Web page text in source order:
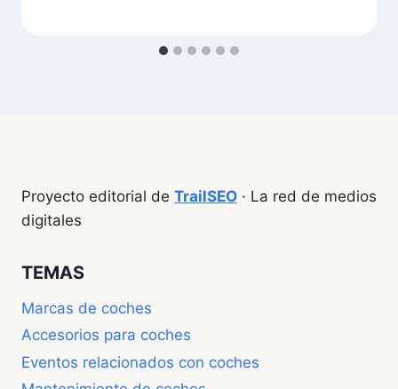
Proyecto editorial de TrailSEO · La red de medios
digitales
TEMAS
Marcas de coches
Accesorios para coches
Eventos relacionados con coches